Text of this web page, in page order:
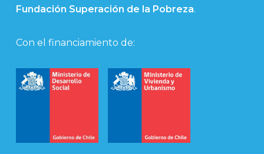
Fundación Superación de la Pobreza.
Con el financiamiento de: